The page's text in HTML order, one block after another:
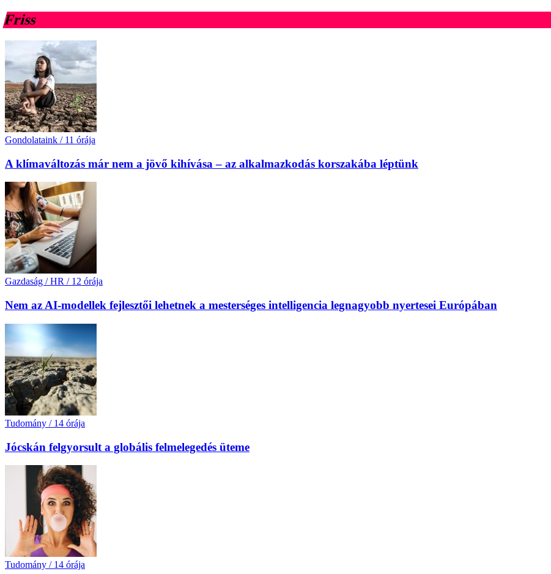
Friss
Gondolataink / 11 órája
A klímaváltozás már nem a jövő kihívása – az alkalmazkodás korszakába léptünk
Gazdaság / HR / 12 órája
Nem az AI-modellek fejlesztői lehetnek a mesterséges intelligencia legnagyobb nyertesei Európában
Tudomány / 14 órája
Jócskán felgyorsult a globális felmelegedés üteme
Tudomány / 14 órája